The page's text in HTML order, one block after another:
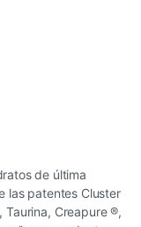
de última
las patentes Cluster
Taurina, Creapure ®,